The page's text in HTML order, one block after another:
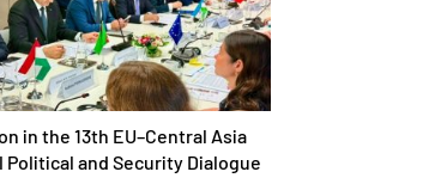
in the 13th EU–Central Asia
Political and Security Dialogue